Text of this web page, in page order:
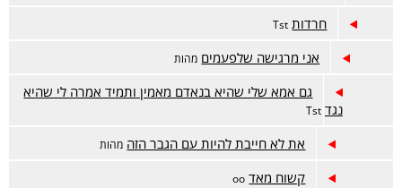
חרדות Tst
אני מרגישה שלפעמים מהות
גם אמא שלי שהיא בנאדם מאמין ותמיד אמרה לי שהיא
נגד Tst
את לא חייבת להיות עם הגבר הזה מהות
קשוח מאד oo